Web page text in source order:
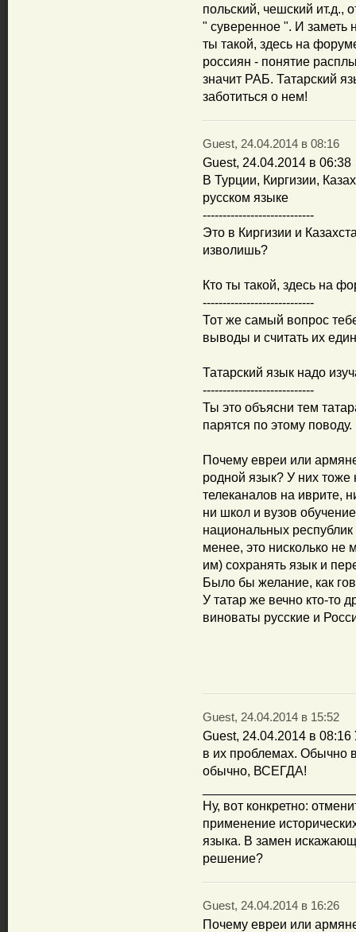
польский, чешский ит.д.,
" суверенное ". И заметь
ты такой, здесь на
россиян - понятие
значит РАБ. Татарский
заботиться о нем!
Guest, 24.04.2014 в 08:16
Guest, 24.04.2014 в 06:38
В Турции, Киргизии,
русском языке
----------------------------
Это в Киргизии и
изволишь?
Кто ты такой, здесь на
----------------------------
Тот же самый вопрос
выводы и считать их
Татарский язык надо
----------------------------
Ты это объясни тем
парятся по этому поводу.
Почему евреи или
родной язык? У них тоже
телеканалов на иврите,
ни школ и вузов
национальных
менее, это нисколько
им) сохранять язык и
Было бы желание, как
У татар же вечно кто-то
виноваты русские и
Guest, 24.04.2014 в 15:52
Guest, 24.04.2014 в 08:16
в их проблемах. Обычно
обычно, ВСЕГДА!
Ну, вот конкретно:
применение
языка. В замен
решение?
Guest, 24.04.2014 в 16:26
Почему евреи или